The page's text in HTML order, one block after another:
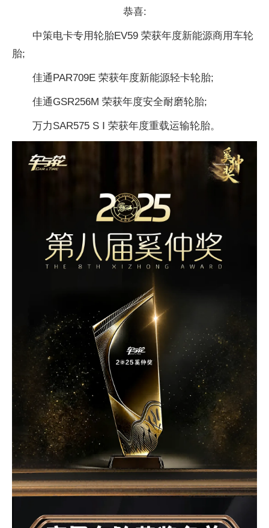
恭喜:
中策电卡专用轮胎EV59 荣获年度新能源商用车轮
胎;
佳通PAR709E 荣获年度新能源轻卡轮胎;
佳通GSR256M 荣获年度安全耐磨轮胎;
万力SAR575 S Ⅰ 荣获年度重载运输轮胎。